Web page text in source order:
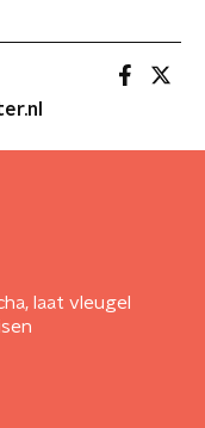
laat vleugel